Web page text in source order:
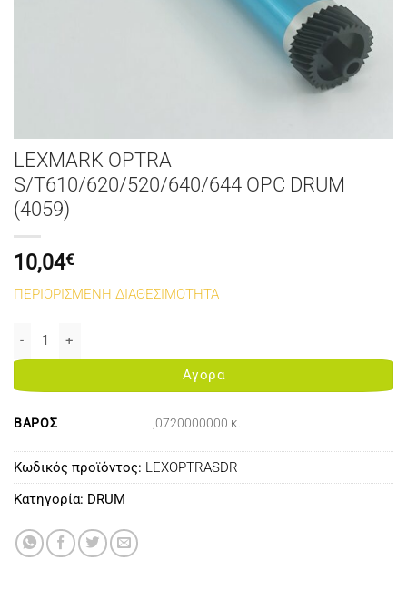
LEXMARK OPTRA
S/T610/620/520/640/644 OPC DRUM
(4059)
10,04€
ΠΕΡΙΟΡΙΣΜΕΝΗ ΔΙΑΘΕΣΙΜΟΤΗΤΑ
LEXMARK OPTRA S/T610/620/520/640/644 OPC DRUM (4059)
Αγορα
ΒΆΡΟΣ ,0720000000 κ.
Κωδικός προϊόντος: LEXOPTRASDR
Κατηγορία: DRUM